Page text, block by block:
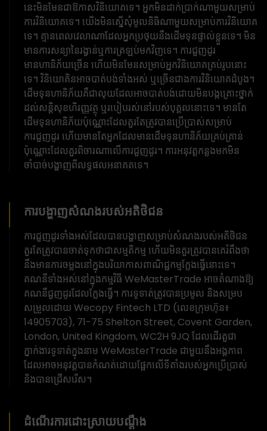
នេះមិនមែនជាឱកាសវិនិយោគទេ។ អ្នកមិនដាក់ប្រាក់ណាមួយសម្រាប់
ការវិនិយោគទេ។ យើងមិនស្នើសុំមូលនិធិណាមួយសម្រាប់ការវិនិយោគ
ទេ។ គ្មានពេលវេលាណាដែលអ្នកប្រថុយនឹងដើមទុនផ្ទាល់ខ្លួនទេ។ មិន
មានការសន្យានៃរង្វាន់ឬការត្រឡប់មកវិញទេ។ ការជួញដូរ
មានហានិភ័យច្រើន ហើយមិនមែនសម្រាប់អ្នកវិនិយោគគ្រប់រូបនោះ
ទេ។ វិនិយោគិនអាចបាត់បង់ទាំងអស់ ឬច្រើនជាងការវិនិយោគដំបូង។
ដើមទុនហានិភ័យគឺជាលុយដែលអាចបាត់បង់ដោយមិនបង្កគ្រោះថ្នាក់
ដល់សន្តិសុខហិរញ្ញវត្ថុ ឬរបៀបរស់នៅរបស់បុគ្គលនោះទេ។ មានតែ
ដើមទុនហានិភ័យប៉ុណ្ណោះដែលគួរតែត្រូវបានប្រើប្រាស់សម្រាប់
ការជួញដូរ ហើយមានតែអ្នកដែលមានដើមទុនហានិភ័យគ្រប់គ្រាន់
ប៉ុណ្ណោះដែលគួរពិចារណាលើការជួញដូរ។ ការ​អនុវត្ត​កន្លង​មក​មិន​
ចាំបាច់​បង្ហាញ​ពី​លទ្ធផល​អនាគត​ទេ។
ការបង្ហាញសំណងរបស់អតិថិជន
ការជួញដូរទាំងអស់ដែលបានបង្ហាញសម្រាប់សំណងរបស់អតិថិជន
គួរតែត្រូវបានចាត់ទុកថាជាសម្មតិកម្ម ហើយមិនគួរត្រូវបានគេរំពឹងថា
នឹងមានការចម្លងនៅក្នុងបរិយាកាសពាណិជ្ជកម្មក្លែងធ្វើនោះទេ។
គណនីទាំងអស់នៅក្នុងកម្មវិធី WeMasterTrade អាចតំណាងឱ្យ
គណនីជួញដូរដែលក្លែងធ្វើ។ ការទូទាត់ត្រូវបានប្រមូល និងសម្រប
សម្រួលដោយ Wecopy Fintech LTD (លេខក្រុមហ៊ុន៖
14905703), 71-75 Shelton Street, Covent Garden,
London, United Kingdom, WC2H 9JQ ដែលដើរតួជា
ភ្នាក់ងារទូទាត់ក្នុងនាម WeMasterTrade ជាមួយនឹងអង្គភាព
ដែលអាចអនុវត្តបានកំណត់ដោយផ្អែកលើទីតាំងរបស់អ្នកប្រើប្រាស់
និងបានជ្រើសរើស។
ដំណើរការដោះស្រាយបណ្តឹង